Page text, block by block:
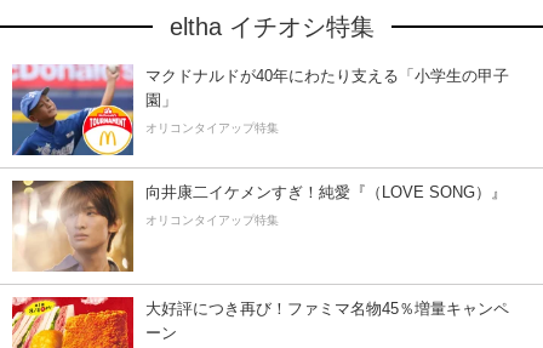
eltha イチオシ特集
マクドナルドが40年にわたり支える「小学生の甲子
園」
オリコンタイアップ特集
向井康二イケメンすぎ！純愛『（LOVE SONG）』
オリコンタイアップ特集
大好評につき再び！ファミマ名物45％増量キャンペ
ーン